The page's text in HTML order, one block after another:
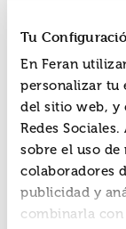
Tu
En Feran
personalizar tu
del sitio web, y
Redes
sobre el uso
colaboradores
publicidad y
combinarla